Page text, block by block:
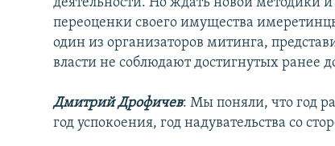
деятельности. Но ждать новой методики и
переоценки своего имущества
один из организаторов митинга,
власти не соблюдают достигнутых ранее
Дмитрий Дрофичев: Мы поняли, что год
год успокоения, год надувательства со